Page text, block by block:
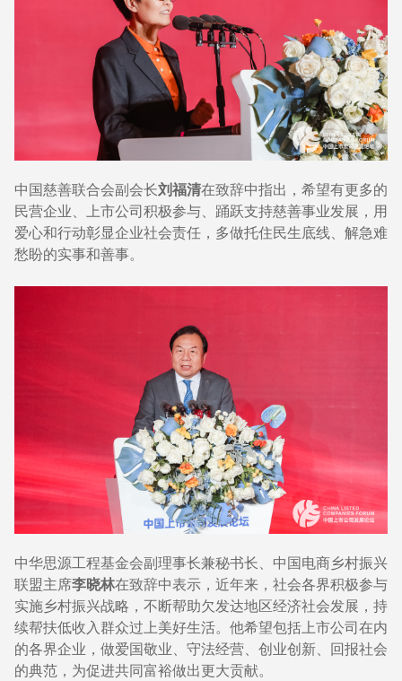
中国慈善联合会副会长刘福清在致辞中指出，希望有更多的
民营企业、上市公司积极参与、踊跃支持慈善事业发展，用
爱心和行动彰显企业社会责任，多做托住民生底线、解急难
愁盼的实事和善事。
中华思源工程基金会副理事长兼秘书长、中国电商乡村振兴
联盟主席李晓林在致辞中表示，近年来，社会各界积极参与
实施乡村振兴战略，不断帮助欠发达地区经济社会发展，持
续帮扶低收入群众过上美好生活。他希望包括上市公司在内
的各界企业，做爱国敬业、守法经营、创业创新、回报社会
的典范，为促进共同富裕做出更大贡献。